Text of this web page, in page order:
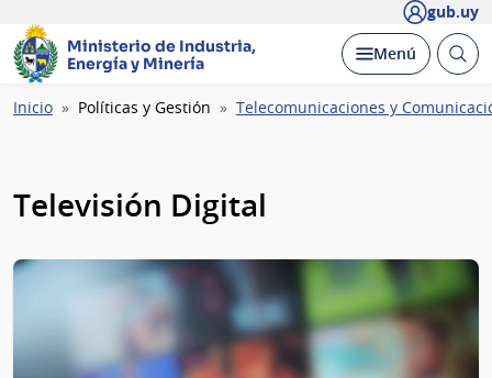
gub.uy
Ministerio de Industria,
Energía y Minería
Desplegar
Menú Abrir
Ruta
Inicio Políticas y Gestión Telecomunicaciones y
Televisión Digital